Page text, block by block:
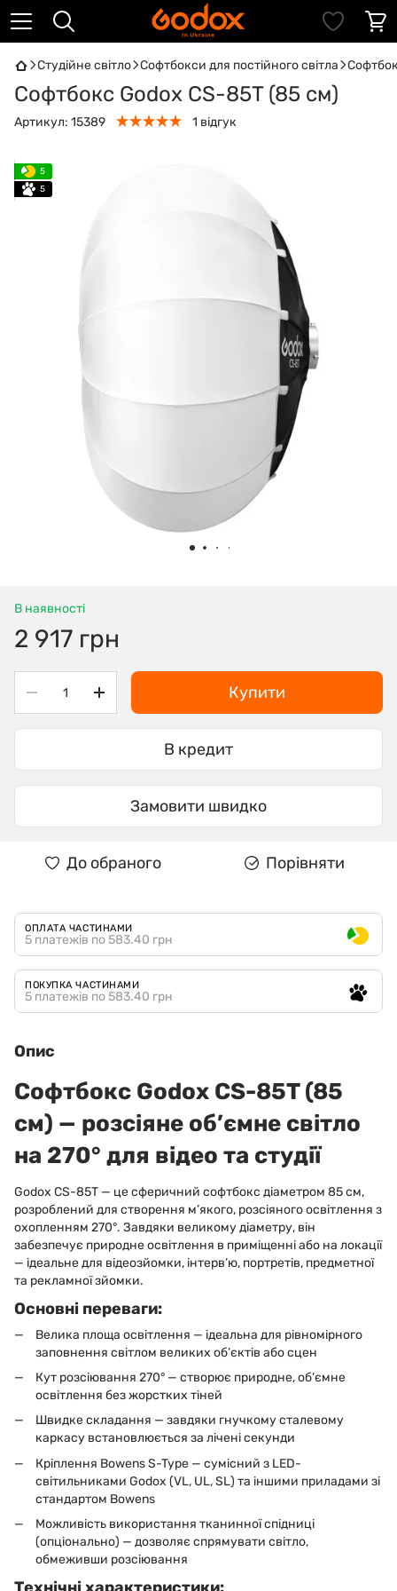
Студійне світло Софтбокси для постійного світла
Софтбокс Godox CS-85T (85 см)
Артикул: 15389 1 відгук
5
5
В наявності
2 917 грн
Купити
В кредит
Замовити швидко
До обраного Порівняти
ОПЛАТА ЧАСТИНАМИ
5 платежів по 583.40 грн
ПОКУПКА ЧАСТИНАМИ
5 платежів по 583.40 грн
Опис
Софтбокс Godox CS-85T (85
см) — розсіяне об’ємне світло
на 270° для відео та студії
Godox CS-85T — це сферичний софтбокс діаметром 85 см,
розроблений для створення м’якого, розсіяного освітлення з
охопленням 270°. Завдяки великому діаметру, він
забезпечує природне освітлення в приміщенні або на локації
— ідеальне для відеозйомки, інтерв’ю, портретів, предметної
та рекламної зйомки.
Основні переваги:
Велика площа освітлення — ідеальна для рівномірного
заповнення світлом великих об’єктів або сцен
Кут розсіювання 270° — створює природне, об’ємне
освітлення без жорстких тіней
Швидке складання — завдяки гнучкому сталевому
каркасу встановлюється за лічені секунди
Кріплення Bowens S-Type — сумісний з LED-
світильниками Godox (VL, UL, SL) та іншими приладами зі
стандартом Bowens
Можливість використання тканинної спідниці
(опціонально) — дозволяє спрямувати світло,
обмеживши розсіювання